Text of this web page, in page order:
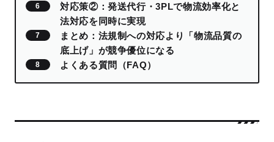
対応策②：発送代行・3PLで物流効率化と
法対応を同時に実現
まとめ：法規制への対応より「物流品質の
底上げ」が競争優位になる
よくある質問（FAQ）